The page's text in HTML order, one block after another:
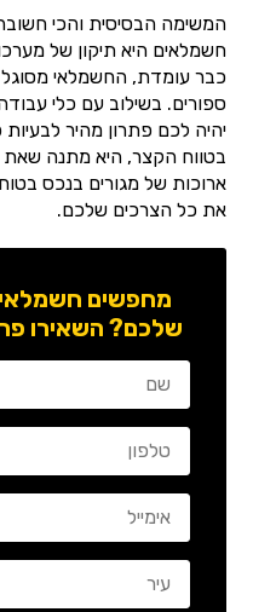
המשימה הבסיסית והכי
חשמלאים היא תיקון של
כבר עומדת, החשמלאי
ספורים. בשילוב עם כלי
יהיה לכם פתרון מהיר
בטווח הקצר, היא מתנה שאת
ארוכות של מגורים בנכס
את כל הצרכים שלכם.
מחפשים
שלכם? השאירו